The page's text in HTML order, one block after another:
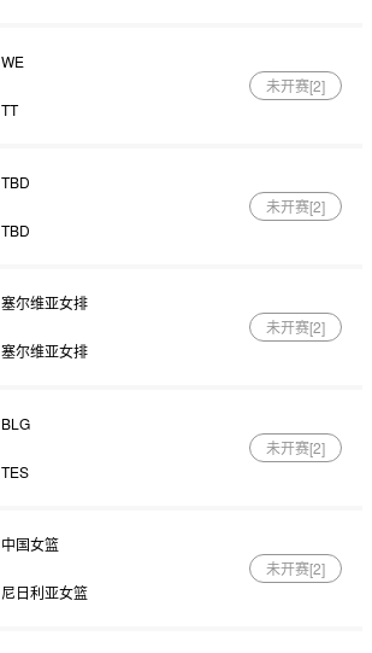
WE
TT
未开赛[2]
TBD
TBD
未开赛[2]
塞尔维亚女排
塞尔维亚女排
未开赛[2]
BLG
TES
未开赛[2]
中国女篮
尼日利亚女篮
未开赛[2]